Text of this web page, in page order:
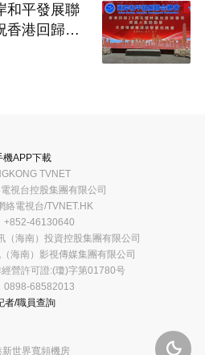
長榮膺大紫

機APP下載
TVNET
視台控股集團有限公司
絡電視台/TVNET.HK
+852-46130640
（海南）投資控股集團有限公司
海南）影視傳媒集團有限公司
營許可證:(瓊)字第01780号
0898-68582013
者/職員查詢
新世界寬頻機房